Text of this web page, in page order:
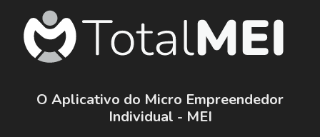
O Aplicativo do Micro Empreendedor
Individual - MEI